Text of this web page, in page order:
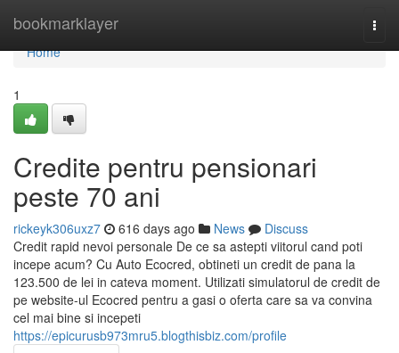
bookmarklayer
Home
Home
1
Credite pentru pensionari
peste 70 ani
rickeyk306uxz7 616 days ago News
Discuss
Credit rapid nevoi personale De ce sa astepti viitorul cand poti
incepe acum? Cu Auto Ecocred, obtineti un credit de pana la
123.500 de lei in cateva moment. Utilizati simulatorul de credit de
pe website-ul Ecocred pentru a gasi o oferta care sa va convina
cel mai bine si incepeti
https://epicurusb973mru5.blogthisbiz.com/profile